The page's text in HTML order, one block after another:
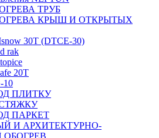
ТРУБ
КРЫШ И ОТКРЫТЫХ
30Т (DTCE-30)
rak
20T
10
ПЛИТКУ
ПАРКЕТ
И АРХИТЕКТУРНО-